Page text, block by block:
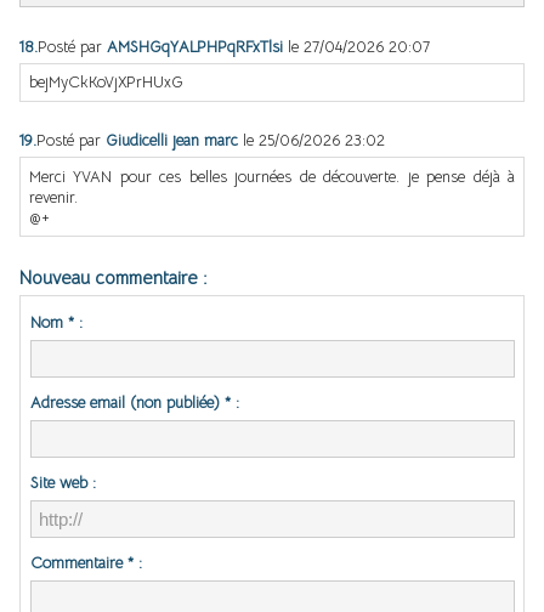
18.Posté par AMSHGqYALPHPqRFxTlsi le 27/04/2026 20:07
bejMyCkKoVjXPrHUxG
19.Posté par Giudicelli jean marc le 25/06/2026 23:02
Merci YVAN pour ces belles journées de découverte. je pense déjà à
revenir.
@+
Nouveau commentaire :
Nom * :
Adresse email (non publiée) * :
Site web :
Commentaire * :